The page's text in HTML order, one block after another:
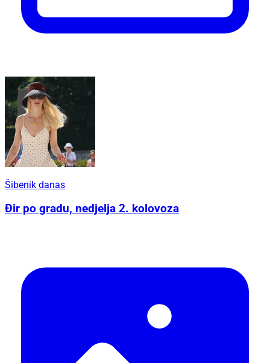
Šibenik danas
Đir po gradu, nedjelja 2. kolovoza